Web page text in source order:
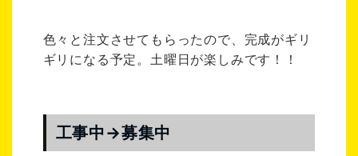
色々と注文させてもらったので、完成がギリ
ギリになる予定。土曜日が楽しみです！！
工事中→募集中